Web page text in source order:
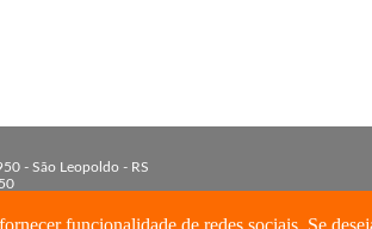
- São Leopoldo - RS
funcionalidade de redes sociais. Se